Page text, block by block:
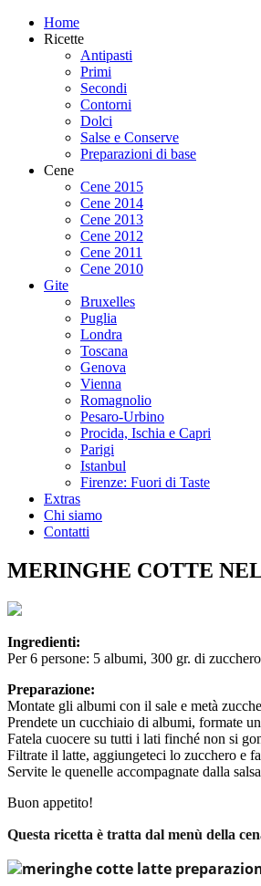
Home
Ricette
Antipasti
Primi
Secondi
Contorni
Dolci
Salse e Conserve
Preparazioni di base
Cene
Cene 2015
Cene 2014
Cene 2013
Cene 2012
Cene 2011
Cene 2010
Gite
Bruxelles
Puglia
Londra
Toscana
Genova
Vienna
Romagnolio
Pesaro-Urbino
Procida, Ischia e Capri
Parigi
Istanbul
Firenze: Fuori di Taste
Extras
Chi siamo
Contatti
MERINGHE COTTE
Ingredienti:
Per 6 persone: 5 albumi, 300 gr. di
Preparazione:
Montate gli albumi con il sale e metà
Prendete un cucchiaio di albumi, formate
Fatela cuocere su tutti i lati finché non si
Filtrate il latte, aggiungeteci lo zucchero e
Servite le quenelle accompagnate dalla
Buon appetito!
Questa ricetta è tratta dal menù della